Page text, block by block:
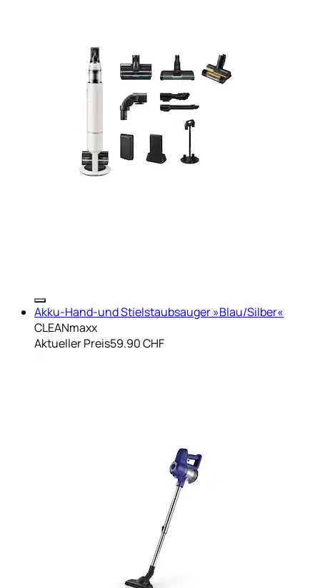
Akku-Hand-und Stielstaubsauger »Blau/Silber«
CLEANmaxx
Aktueller Preis59.90 CHF